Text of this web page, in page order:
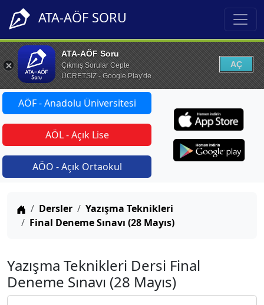
ATA-AÖF SORU
ATA-AÖF Soru
Çıkmış Sorular Cepte
ÜCRETSİZ - Google Play'de
AÇ
AÖF - Anadolu Üniversitesi
AÖL - Açık Lise
AÖO - Açık Ortaokul
Anasayfa
Dersler
Yazışma Teknikleri
Final Deneme Sınavı (28 Mayıs)
Yazışma Teknikleri Dersi Final
Deneme Sınavı (28 Mayıs)